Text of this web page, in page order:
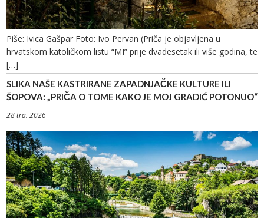
Piše: Ivica Gašpar Foto: Ivo Pervan (Priča je objavljena u
hrvatskom katoličkom listu “MI” prije dvadesetak ili više godina, te
[…]
SLIKA NAŠE KASTRIRANE ZAPADNJAČKE KULTURE ILI
ŠOPOVA: „PRIČA O TOME KAKO JE MOJ GRADIĆ POTONUO“
28 tra. 2026